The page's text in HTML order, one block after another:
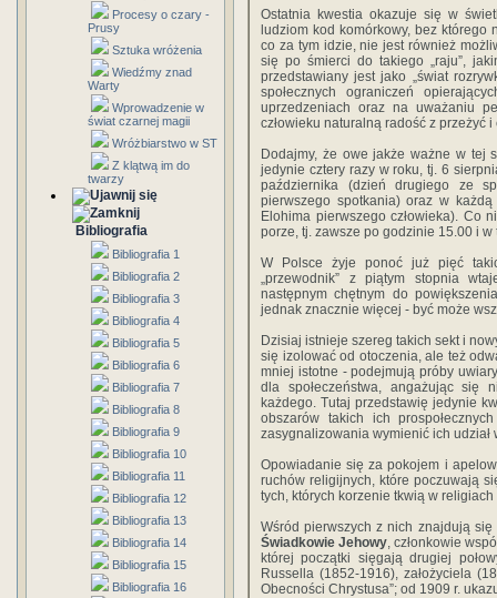
Procesy o czary -
Prusy
Sztuka wróżenia
Wiedźmy znad
Warty
Wprowadzenie w
świat czarnej magii
Wróżbiarstwo w ST
Z klątwą im do
twarzy
Bibliografia
Bibliografia 1
Bibliografia 2
Bibliografia 3
Bibliografia 4
Bibliografia 5
Bibliografia 6
Bibliografia 7
Bibliografia 8
Bibliografia 9
Bibliografia 10
Bibliografia 11
Bibliografia 12
Bibliografia 13
Bibliografia 14
Bibliografia 15
Bibliografia 16
Ostatnia kwestia okazuje się w
ludziom kod komórkowy, bez
co za tym idzie, nie jest również
się po śmierci do takiego „raju”,
przedstawiany jest jako „świat
społecznych ograniczeń
uprzedzeniach oraz na uważaniu
człowieku naturalną radość z przeżyć
Dodajmy, że owe jakże ważne w tej
jedynie cztery razy w roku, tj. 6
października (dzień drugiego ze
pierwszego spotkania) oraz w
Elohima pierwszego człowieka). Co
porze, tj. zawsze po godzinie 15.00 i
W Polsce żyje ponoć już pięć
„przewodnik” z piątym stopnia
następnym chętnym do
jednak znacznie więcej - być może
Dzisiaj istnieje szereg takich sekt i
się izolować od otoczenia, ale też
mniej istotne - podejmują próby
dla społeczeństwa, angażując się
każdego. Tutaj przedstawię jedynie
obszarów takich ich
zasygnalizowania wymienić ich
Opowiadanie się za pokojem i
ruchów religijnych, które poczuwają
tych, których korzenie tkwią w
Wśród pierwszych z nich znajdują się
Świadkowie Jehowy, członkowie
której początki sięgają drugiej
Russella (1852-1916), założyciela
Obecności Chrystusa”; od 1909 r.